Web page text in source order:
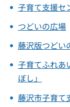
子育て支援セ
つどいの広場
藤沢版つどい
子育てふれあ
ぼし」
藤沢市子育て